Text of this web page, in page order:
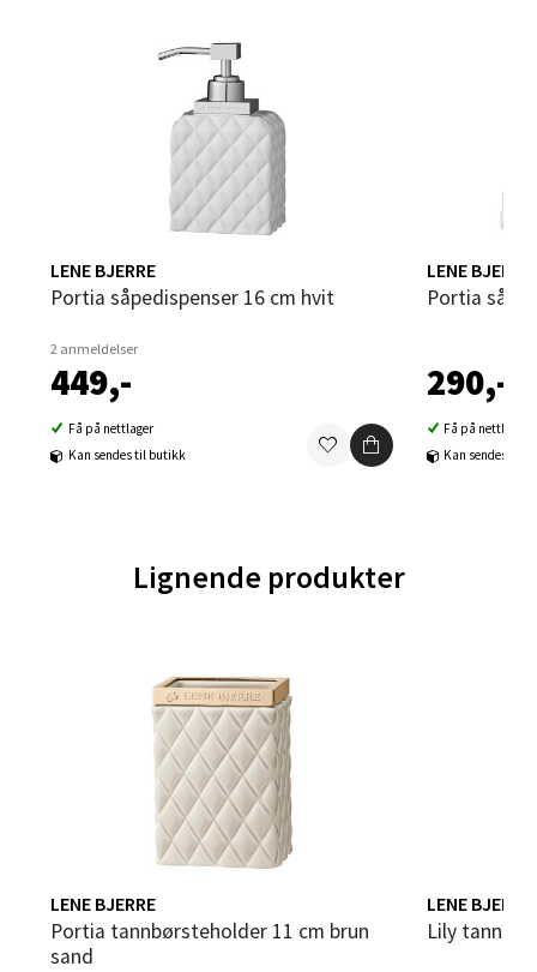
LENE BJERRE
Portia såpedispenser 16 cm hvit
2 anmeldelser
449,-
Få på nettlager
Kan sendes til butikk
LENE BJERRE
Portia
290,-
Få på nettlager
Kan sendes til
Lignende produkter
LENE BJERRE
Portia tannbørsteholder 11 cm brun
sand
LENE BJERRE
Lily
Sandvika - Thon Senter Sandvika
Brodtkorbsgate 7, 1338 Sandvika
Åpent i dag 10-21
Velg
Bergen - Thon Senter Sartor
Trondheim - Sirkus Shopping
Falkenborgveien 5, 7044 Trondheim
Åpent i dag 09-21
Velg